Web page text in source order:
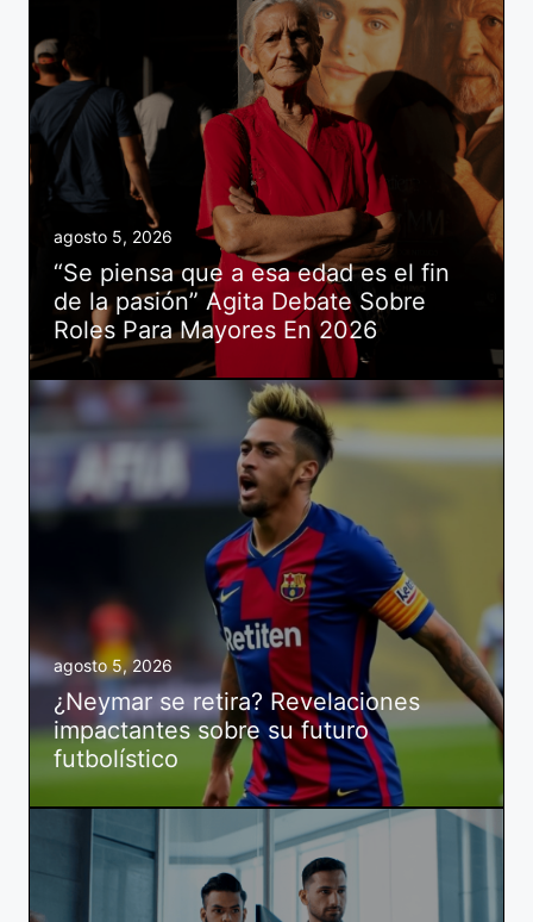
agosto 5, 2026
“Se piensa que a esa edad es el fin
de la pasión” Agita Debate Sobre
Roles Para Mayores En 2026
agosto 5, 2026
¿Neymar se retira? Revelaciones
impactantes sobre su futuro
futbolístico